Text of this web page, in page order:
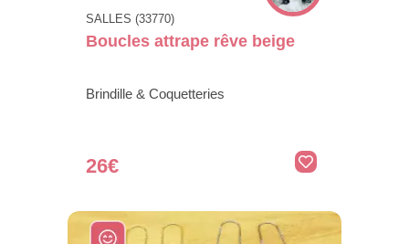
SALLES (33770)
Boucles attrape rêve beige
Brindille & Coquetteries
26€